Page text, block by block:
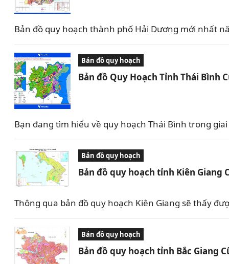
Bản đồ quy hoạch thành phố Hải Dương mới nhất
Bản đồ quy hoạch
Bản đồ Quy Hoạch Tỉnh Thái Bình
Bạn đang tìm hiểu về quy hoạch Thái Bình trong
Bản đồ quy hoạch
Bản đồ quy hoạch tỉnh Kiên Giang
Thông qua bản đồ quy hoạch Kiên Giang sẽ thấy
Bản đồ quy hoạch
Bản đồ quy hoạch tỉnh Bắc Giang